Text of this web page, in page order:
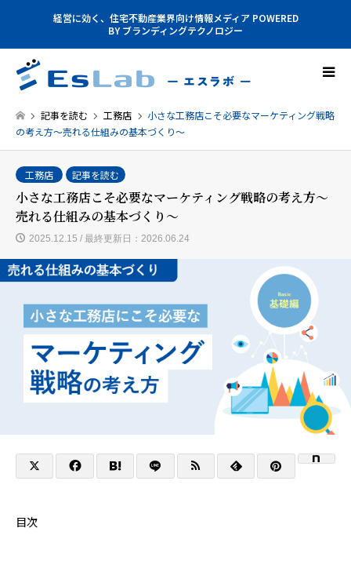
経営に効く、住宅不動産業界向け情報メディア POWERED
BY ブランディングテクノロジー
記事を読む 工務店
小さな工務店こそ必要なマーケティング戦略
の考え方～売れる仕組みの基本づくり～
工務店 記事を読む
小さな工務店こそ必要なマーケティング戦略の考え方～
売れる仕組みの基本づくり～
2025.12.15 / 最終更新日：2026.06.24
目次